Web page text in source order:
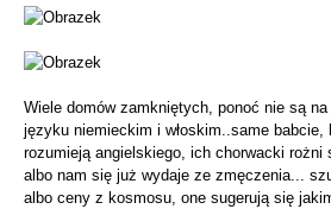
Wiele domów zamkniętych, ponoć nie są
języku niemieckim i włoskim..same babcie,
rozumieją angielskiego, ich chorwacki rożni
albo nam się już wydaje ze zmęczenia...
albo ceny z kosmosu, one sugerują się